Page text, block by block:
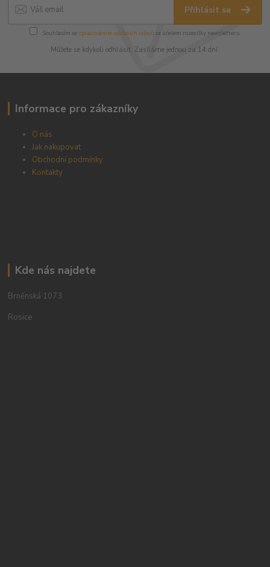
Přihlásit se
Souhlasím se zpracováním osobních údajůza účelem rozesílky newsletteru.
Můžete se kdykoli odhlásit. Zasíláme jednou za 14 dní.
Informace pro zákazníky
O nás
Jak nakupovat
Obchodní podmínky
Kontakty
Kde nás najdete
Brněnská 1073
Rosice